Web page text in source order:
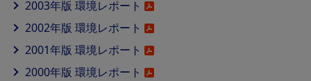
2003年版 環境レポート
2002年版 環境レポート
2001年版 環境レポート
2000年版 環境レポート